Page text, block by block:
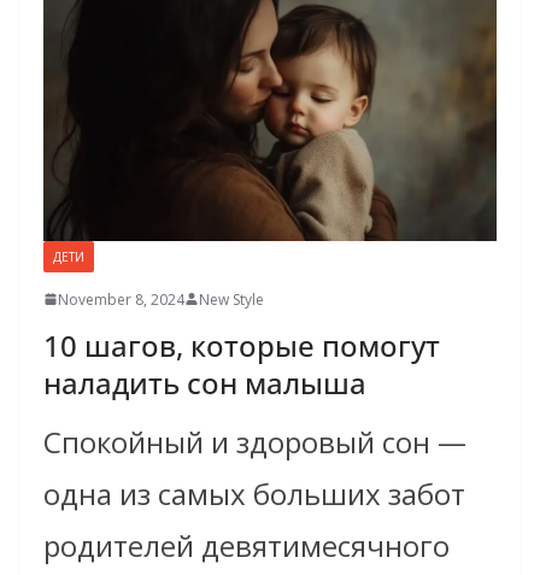
ДЕТИ
November 8, 2024 New Style
10 шагов, которые помогут
наладить сон малыша
Спокойный и здоровый сон —
одна из самых больших забот
родителей девятимесячного